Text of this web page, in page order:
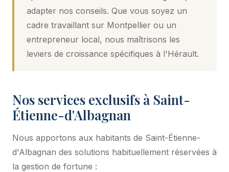
adapter nos conseils. Que vous soyez un
cadre travaillant sur Montpellier ou un
entrepreneur local, nous maîtrisons les
leviers de croissance spécifiques à l'Hérault.
Nos services exclusifs à Saint-
Étienne-d'Albagnan
Nous apportons aux habitants de Saint-Étienne-
d'Albagnan des solutions habituellement réservées à
la gestion de fortune :